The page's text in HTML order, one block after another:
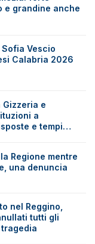
e grandine anche
Vescio
Calabria 2026
Gizzeria e
a
e tempi
Regione mentre
una denuncia
nel Reggino,
tutti gli